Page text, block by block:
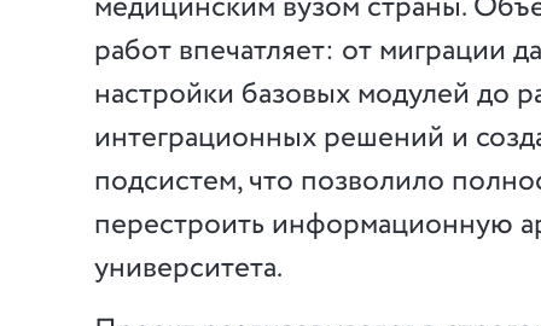
работ впечатляет: от миграции
настройки базовых модулей до
интеграционных решений и
подсистем, что позволило
перестроить информационную
университета.